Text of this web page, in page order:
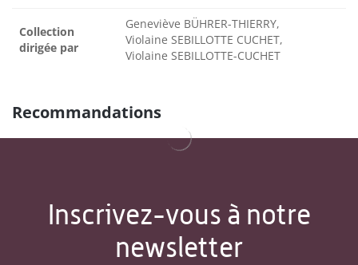
Collection
dirigée par
Geneviève BÜHRER-THIERRY,
Violaine SEBILLOTTE CUCHET,
Violaine SEBILLOTTE-CUCHET
Recommandations
Inscrivez-vous à notre
newsletter